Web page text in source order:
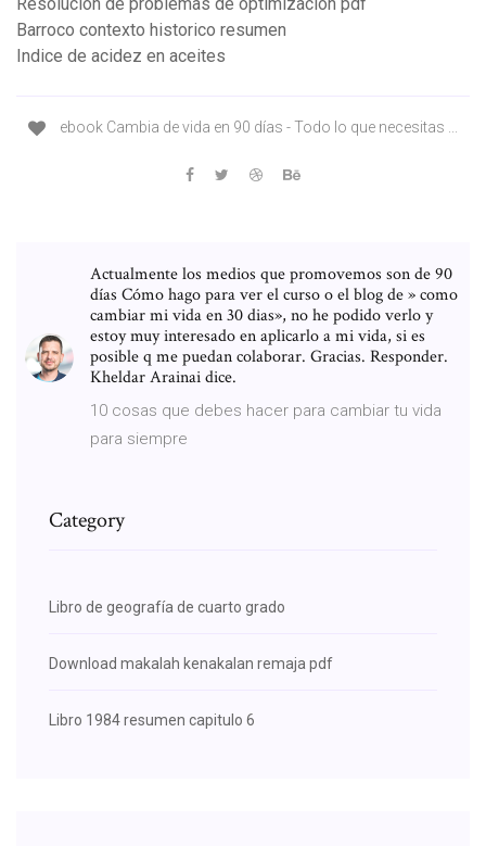
Resolucion de problemas de optimizacion pdf
Barroco contexto historico resumen
Indice de acidez en aceites
ebook Cambia de vida en 90 días - Todo lo que necesitas ...
Actualmente los medios que promovemos son de 90
días Cómo hago para ver el curso o el blog de » como
cambiar mi vida en 30 dias», no he podido verlo y
estoy muy interesado en aplicarlo a mi vida, si es
posible q me puedan colaborar. Gracias. Responder.
Kheldar Arainai dice.
10 cosas que debes hacer para cambiar tu vida
para siempre
Category
Libro de geografía de cuarto grado
Download makalah kenakalan remaja pdf
Libro 1984 resumen capitulo 6